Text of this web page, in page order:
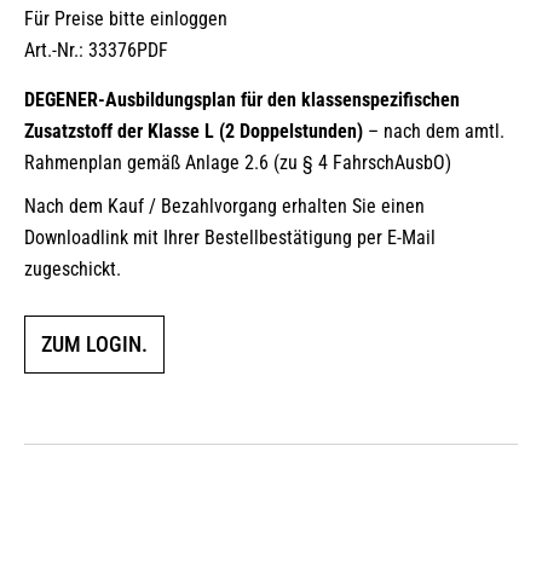
Für Preise bitte einloggen
Art.-Nr.: 33376PDF
DEGENER-Ausbildungsplan für den klassenspezifischen
Zusatzstoff der Klasse L (2 Doppelstunden) – nach dem amtl.
Rahmenplan gemäß Anlage 2.6 (zu § 4 FahrschAusbO)
Nach dem Kauf / Bezahlvorgang erhalten Sie einen
Downloadlink mit Ihrer Bestellbestätigung per E-Mail
zugeschickt.
ZUM LOGIN.